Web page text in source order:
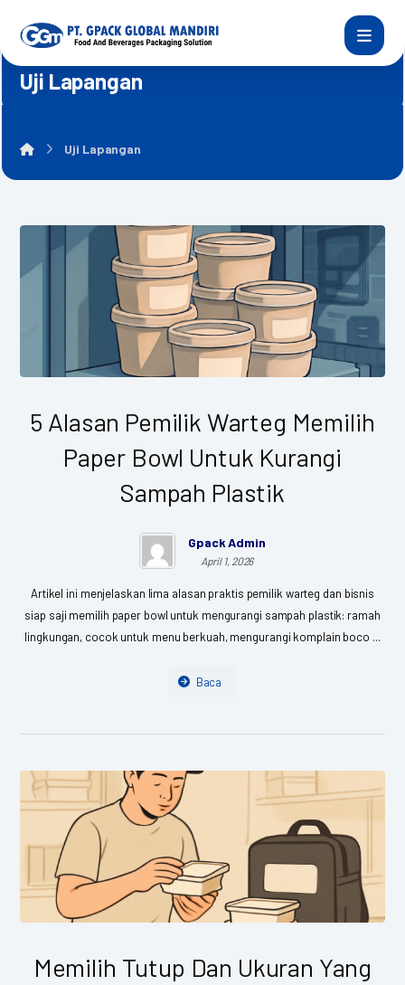
Uji Lapangan
Uji Lapangan
5 Alasan Pemilik Warteg Memilih
Paper Bowl Untuk Kurangi
Sampah Plastik
Gpack Admin
April 1, 2026
Artikel ini menjelaskan lima alasan praktis pemilik warteg dan bisnis
siap saji memilih paper bowl untuk mengurangi sampah plastik: ramah
lingkungan, cocok untuk menu berkuah, mengurangi komplain boco ...
Baca
Memilih Tutup Dan Ukuran Yang